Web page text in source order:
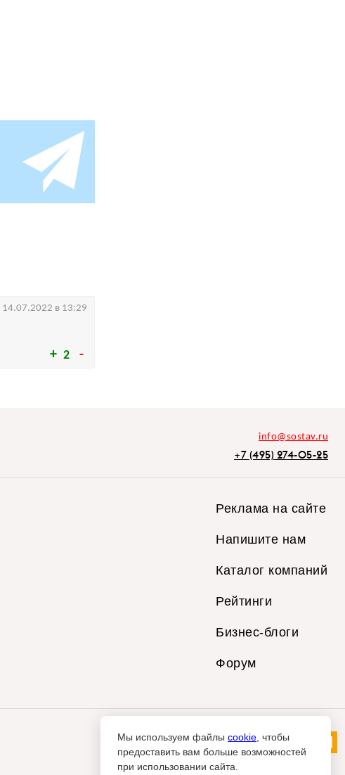
2
14.07.2022 в 13:29
info@sostav.ru
+7 (495) 274-05-25
Реклама на сайте
Напишите нам
Каталог компаний
Рейтинги
Бизнес-блоги
Форум
Мы используем файлы cookie , чтобы
предоставить вам больше возможностей
при использовании сайта.